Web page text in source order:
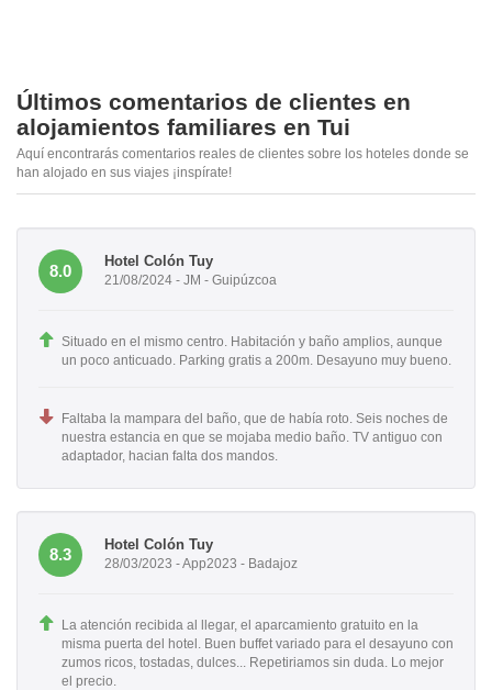
Últimos comentarios de clientes en
alojamientos familiares en Tui
Aquí encontrarás comentarios reales de clientes sobre los hoteles donde se
han alojado en sus viajes ¡inspírate!
8.0
Hotel Colón Tuy
21/08/2024 - JM - Guipúzcoa
Situado en el mismo centro. Habitación y baño amplios, aunque
un poco anticuado. Parking gratis a 200m. Desayuno muy bueno.
Faltaba la mampara del baño, que de había roto. Seis noches de
nuestra estancia en que se mojaba medio baño. TV antiguo con
adaptador, hacian falta dos mandos.
8.3
Hotel Colón Tuy
28/03/2023 - App2023 - Badajoz
La atención recibida al llegar, el aparcamiento gratuito en la
misma puerta del hotel. Buen buffet variado para el desayuno con
zumos ricos, tostadas, dulces... Repetiriamos sin duda. Lo mejor
el precio.